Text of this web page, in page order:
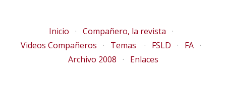
Inicio
Compañero, la revista
Videos Compañeros
Temas FSLD
FA
Archivo 2008
Enlaces